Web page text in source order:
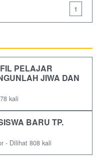
1
PELAJAR
JIWA DAN
kali
BARU TP.
- Dilihat 808 kali